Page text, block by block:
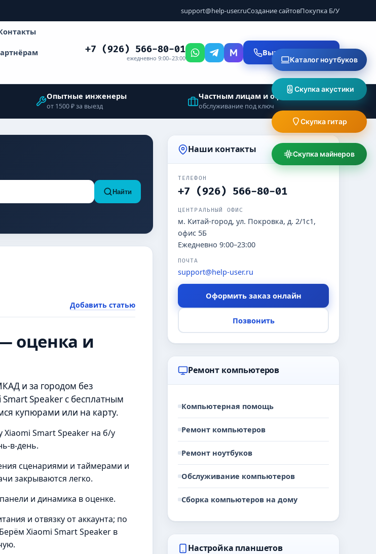
support@help-user.ruСоздание сайтовПокупка Б/У
+7 (926) 566-80-01
ежедневно 9:00–23:00
Вызвать мастера
Опытные инженеры
от 1500 ₽ за выезд
Частным лицам и офисам
обслуживание под ключ
Найти
Добавить статью
оценка и
и за городом без
Speaker с бесплатным
купюрами или на карту.
Smart Speaker на б/у
в-день.
сценариями и таймерами и
закрываются легко.
и динамика в оценке.
и отвязку от аккаунта; по
Xiaomi Smart Speaker в
Наши контакты
ТЕЛЕФОН
+7 (926) 566-80-01
ЦЕНТРАЛЬНЫЙ ОФИС
м. Китай-город, ул. Покровка, д. 2/1с1,
офис 5Б
Ежедневно 9:00–23:00
ПОЧТА
support@help-user.ru
Оформить заказ онлайн
Позвонить
Ремонт компьютеров
Компьютерная помощь
Ремонт компьютеров
Ремонт ноутбуков
Обслуживание компьютеров
Сборка компьютеров на дому
Настройка планшетов
Каталог ноутбуков
Скупка акустики
Скупка гитар
Скупка майнеров